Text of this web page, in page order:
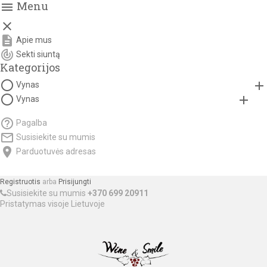
menu Menu

description Apie mus
track_changes Sekti siuntą
Kategorijos
panorama_fish_eye Vynas
add
panorama_fish_eye Vynas
add
help_outline Pagalba
mail_outline Susisiekite su mumis
location_on Parduotuvės adresas
Registruotis arba Prisijungti
Susisiekite su mumis +370 699 20911
Pristatymas visoje Lietuvoje